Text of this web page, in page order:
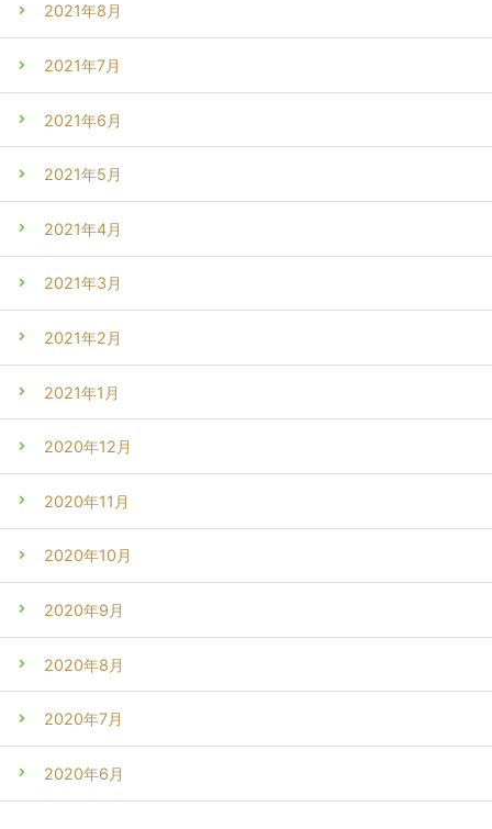
2021年8月
2021年7月
2021年6月
2021年5月
2021年4月
2021年3月
2021年2月
2021年1月
2020年12月
2020年11月
2020年10月
2020年9月
2020年8月
2020年7月
2020年6月